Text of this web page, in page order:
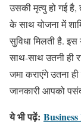
उसकी मृत्यु हो गई है,
के साथ योजना में
सुविधा मिलती है. इस
साथ-साथ उतनी ही
जमा कराएंगे उतना
जानकारी आपको
ये भी पढ़ें: